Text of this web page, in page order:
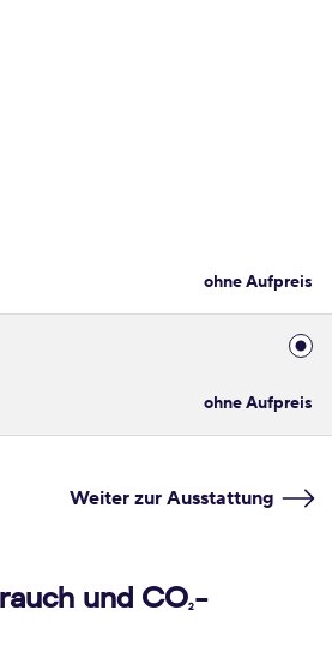
ohne Aufpreis
ohne Aufpreis
Weiter zur Ausstattung
und CO2-